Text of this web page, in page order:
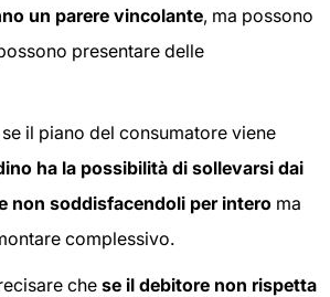
un parere vincolante, ma possono
presentare delle
il piano del consumatore viene
ha la possibilità di sollevarsi dai
non soddisfacendoli per intero ma
complessivo.
chese il debitore non rispetta